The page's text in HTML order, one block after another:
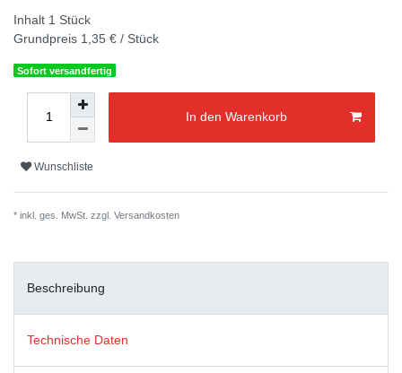
Inhalt 1 Stück
Grundpreis 1,35 € / Stück
Sofort versandfertig
In den Warenkorb
Wunschliste
* inkl. ges. MwSt. zzgl. Versandkosten
Beschreibung
Technische Daten